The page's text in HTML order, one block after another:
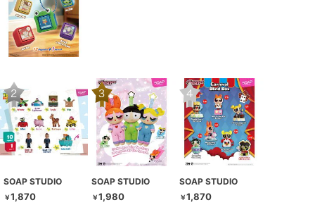
SOAP STUDIO
￥1,870
SOAP STUDIO
￥1,980
SOAP STUDIO
￥1,870